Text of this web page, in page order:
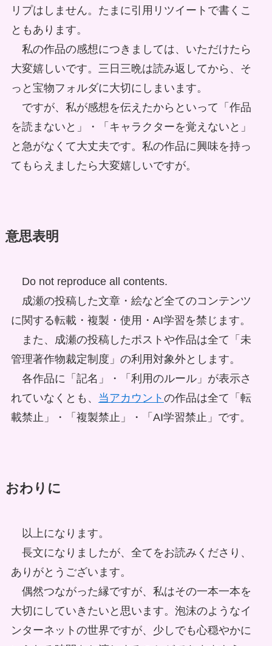
リプはしません。たまに引用リツイートで書くこ
ともあります。
私の作品の感想につきましては、いただけたら
大変嬉しいです。三日三晩は読み返してから、そ
っと宝物フォルダに大切にしまいます。
ですが、私が感想を伝えたからといって「作品
を読まないと」・「キャラクターを覚えないと」
と急がなくて大丈夫です。私の作品に興味を持っ
てもらえましたら大変嬉しいですが。
意思表明
Do not reproduce all contents.
成瀬の投稿した文章・絵など全てのコンテンツ
に関する転載・複製・使用・AI学習を禁じます。
また、成瀬の投稿したポストや作品は全て「未
管理著作物裁定制度」の利用対象外とします。
各作品に「記名」・「利用のルール」が表示さ
れていなくとも、 当アカウント の作品は全て「転
載禁止」・「複製禁止」・「AI学習禁止」です。
おわりに
以上になります。
長文になりましたが、全てをお読みくださり、
ありがとうございます。
偶然つながった縁ですが、私はその一本一本を
大切にしていきたいと思います。泡沫のようなイ
ンターネットの世界ですが、少しでも心穏やかに